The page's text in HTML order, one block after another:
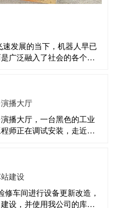
广泛融入了社会的各个角
质
为广泛的
播大厅
播大厅，一台黑色的工业
师正在调试安装，走近细
着人们，要安全操作。这
建设
车间进行设备更新改造，
设，并使用我公司的库卡